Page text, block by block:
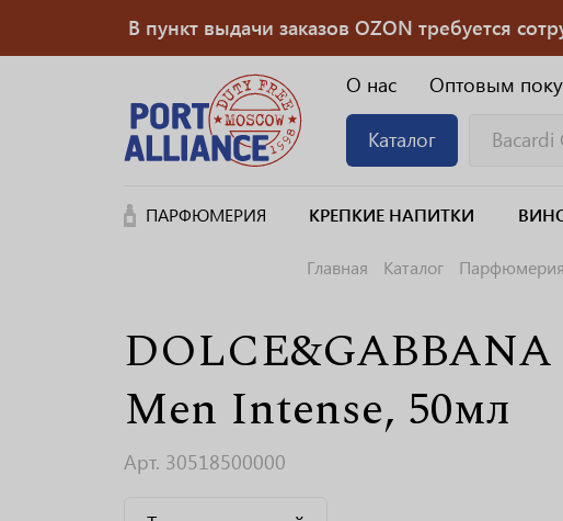
В пункт выдачи заказов OZON требуется
О нас Оптовым
Каталог
ПАРФЮМЕРИЯ КРЕПКИЕ НАПИТКИ
Главная Каталог Парфюмерия
Men Intense, 50мл
Арт. 30518500000